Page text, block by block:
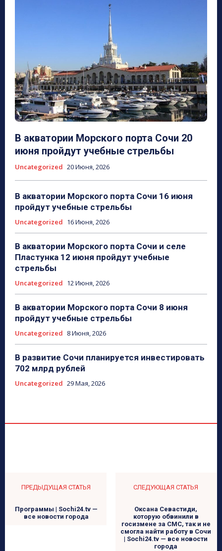
В акватории Морского порта Сочи 20
июня пройдут учебные стрельбы
Uncategorized 20 Июня, 2026
В акватории Морского порта Сочи 16 июня
пройдут учебные стрельбы
Uncategorized 16 Июня, 2026
В акватории Морского порта Сочи и селе
Пластунка 12 июня пройдут учебные
стрельбы
Uncategorized 12 Июня, 2026
В акватории Морского порта Сочи 8 июня
пройдут учебные стрельбы
Uncategorized 8 Июня, 2026
В развитие Сочи планируется инвестировать
702 млрд рублей
Uncategorized 29 Мая, 2026
ПРЕДЫДУЩАЯ СТАТЬЯ
Программы | Sochi24.tv —
все новости города
СЛЕДУЮЩАЯ СТАТЬЯ
Оксана Севастиди,
которую обвинили в
госизмене за СМС, так и не
смогла найти работу в Сочи
| Sochi24.tv — все новости
города